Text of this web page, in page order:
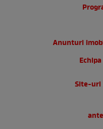
Anunturi
Site-uri